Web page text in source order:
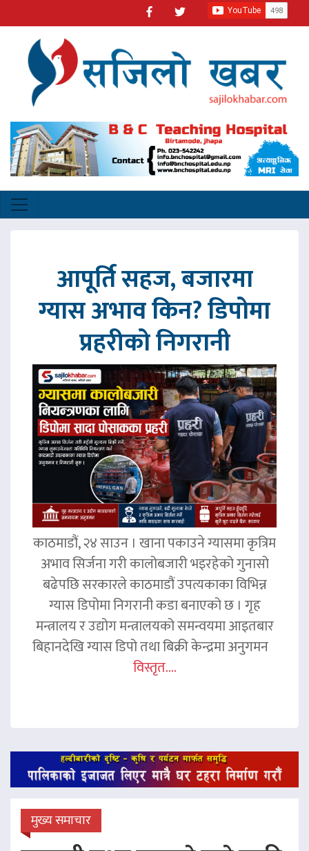
आपूर्ति सहज, बजारमा
ग्यास अभाव किन? डिपोमा
प्रहरीको निगरानी
काठमाडौं, २४ साउन । खाना पकाउने ग्यासमा कृत्रिम
अभाव सिर्जना गरी कालोबजारी भइरहेको गुनासो
बढेपछि सरकारले काठमाडौं उपत्यकाका विभिन्न
ग्यास डिपोमा निगरानी कडा बनाएको छ । गृह
मन्त्रालय र उद्योग मन्त्रालयको समन्वयमा आइतबार
बिहानदेखि ग्यास डिपो तथा बिक्री केन्द्रमा अनुगमन
विस्तृत....
मुख्य समाचार